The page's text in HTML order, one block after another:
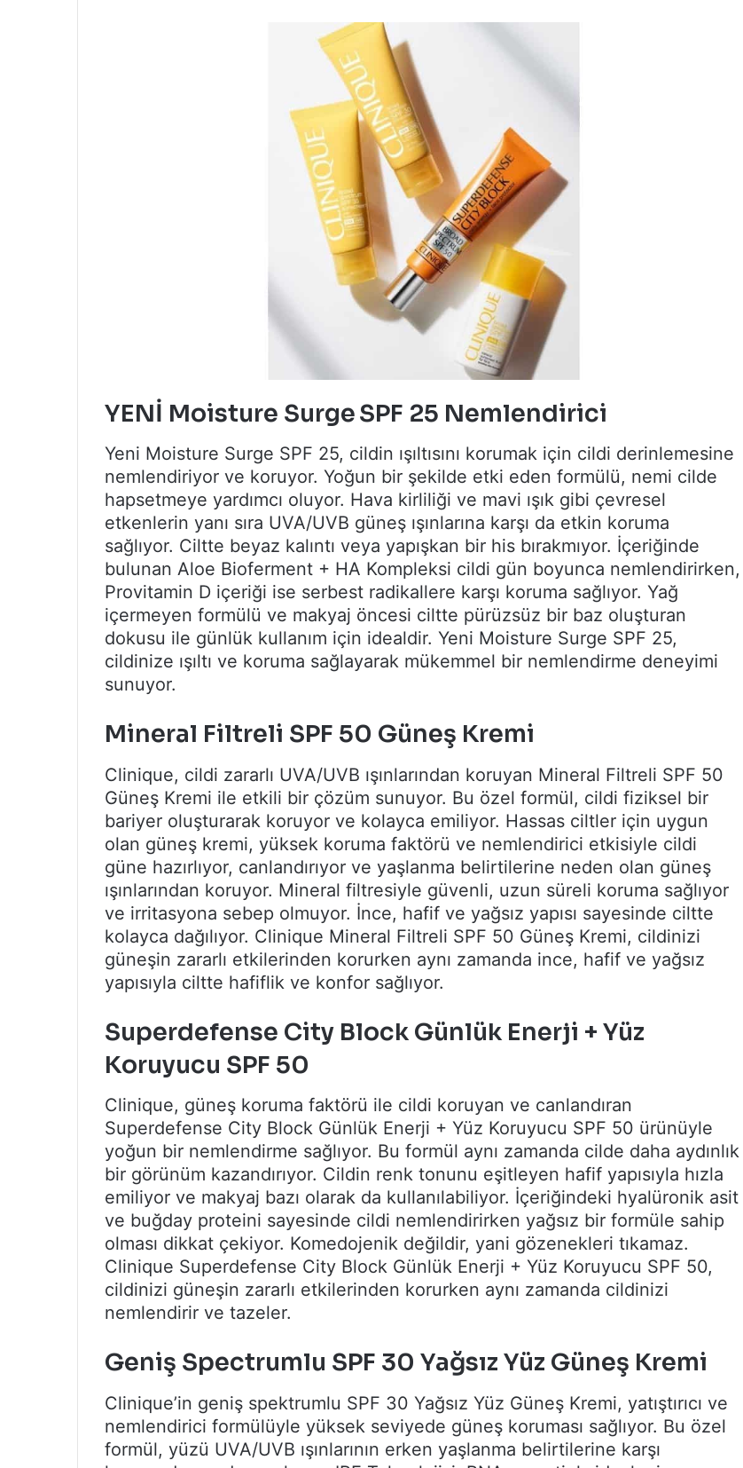
YENİ Moisture SurgeSPF 25 Nemlendirici
Yeni Moisture Surge SPF 25, cildin ışıltısını korumak için cildi derinlemesine
nemlendiriyor ve koruyor. Yoğun bir şekilde etki eden formülü, nemi cilde
hapsetmeye yardımcı oluyor. Hava kirliliği ve mavi ışık gibi çevresel
etkenlerin yanı sıra UVA/UVB güneş ışınlarına karşı da etkin koruma
sağlıyor. Ciltte beyaz kalıntı veya yapışkan bir his bırakmıyor. İçeriğinde
bulunan Aloe Bioferment + HA Kompleksi cildi gün boyunca nemlendirirken,
Provitamin D içeriği ise serbest radikallere karşı koruma sağlıyor. Yağ
içermeyen formülü ve makyaj öncesi ciltte pürüzsüz bir baz oluşturan
dokusu ile günlük kullanım için idealdir. Yeni Moisture Surge SPF 25,
cildinize ışıltı ve koruma sağlayarak mükemmel bir nemlendirme deneyimi
sunuyor.
Mineral Filtreli SPF 50 Güneş Kremi
Clinique, cildi zararlı UVA/UVB ışınlarından koruyan Mineral Filtreli SPF 50
Güneş Kremi ile etkili bir çözüm sunuyor. Bu özel formül, cildi fiziksel bir
bariyer oluşturarak koruyor ve kolayca emiliyor. Hassas ciltler için uygun
olan güneş kremi, yüksek koruma faktörü ve nemlendirici etkisiyle cildi
güne hazırlıyor, canlandırıyor ve yaşlanma belirtilerine neden olan güneş
ışınlarından koruyor. Mineral filtresiyle güvenli, uzun süreli koruma sağlıyor
ve irritasyona sebep olmuyor. İnce, hafif ve yağsız yapısı sayesinde ciltte
kolayca dağılıyor. Clinique Mineral Filtreli SPF 50 Güneş Kremi, cildinizi
güneşin zararlı etkilerinden korurken aynı zamanda ince, hafif ve yağsız
yapısıyla ciltte hafiflik ve konfor sağlıyor.
Superdefense City Block Günlük Enerji + Yüz
Koruyucu SPF 50
Clinique, güneş koruma faktörü ile cildi koruyan ve canlandıran
Superdefense City Block Günlük Enerji + Yüz Koruyucu SPF 50 ürünüyle
yoğun bir nemlendirme sağlıyor. Bu formül aynı zamanda cilde daha aydınlık
bir görünüm kazandırıyor. Cildin renk tonunu eşitleyen hafif yapısıyla hızla
emiliyor ve makyaj bazı olarak da kullanılabiliyor. İçeriğindeki hyalüronik asit
ve buğday proteini sayesinde cildi nemlendirirken yağsız bir formüle sahip
olması dikkat çekiyor. Komedojenik değildir, yani gözenekleri tıkamaz.
Clinique Superdefense City Block Günlük Enerji + Yüz Koruyucu SPF 50,
cildinizi güneşin zararlı etkilerinden korurken aynı zamanda cildinizi
nemlendirir ve tazeler.
Geniş Spectrumlu SPF 30 Yağsız Yüz Güneş Kremi
Clinique’in geniş spektrumlu SPF 30 Yağsız Yüz Güneş Kremi, yatıştırıcı ve
nemlendirici formülüyle yüksek seviyede güneş koruması sağlıyor. Bu özel
formül, yüzü UVA/UVB ışınlarının erken yaşlanma belirtilerine karşı